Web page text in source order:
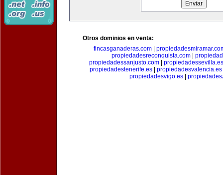
Otros dominios en venta:
fincasganaderas.com
propiedadesreconquista.com
propiedadessanjusto.com| propiedadessevilla.es
propiedadestenerife.es| propiedadesvalencia.es
propiedadesvigo.es|